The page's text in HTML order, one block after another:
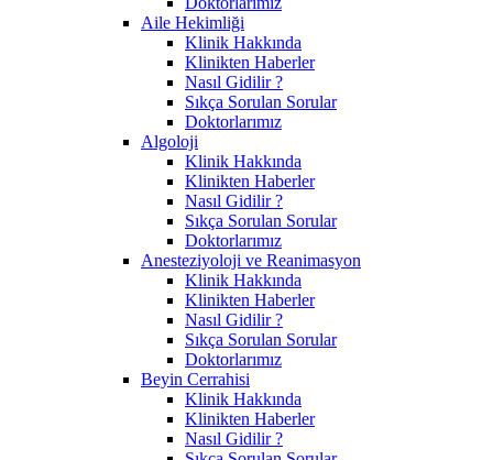
Aile Hekimliği
Klinik Hakkında
Klinikten Haberler
Nasıl Gidilir ?
Sıkça Sorulan Sorular
Doktorlarımız
Algoloji
Klinik Hakkında
Klinikten Haberler
Nasıl Gidilir ?
Sıkça Sorulan Sorular
Doktorlarımız
Anesteziyoloji ve Reanimasyon
Klinik Hakkında
Klinikten Haberler
Nasıl Gidilir ?
Sıkça Sorulan Sorular
Doktorlarımız
Beyin Cerrahisi
Klinik Hakkında
Klinikten Haberler
Nasıl Gidilir ?